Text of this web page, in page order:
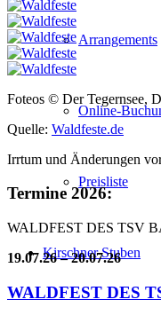
Arrangements
Online-
Preisliste
Kirschner Stuben
Foteos © Der Tegernsee,
Quelle: Waldfeste.de
Irrtum und Änderungen
Termine 2026:
WALDFEST DES TSV
19.07.26 – 20.07.26
WALDFEST DES